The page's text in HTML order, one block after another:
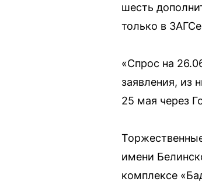
шесть
только в
«Спрос на
заявления, из
25 мая через
имени
комплексе